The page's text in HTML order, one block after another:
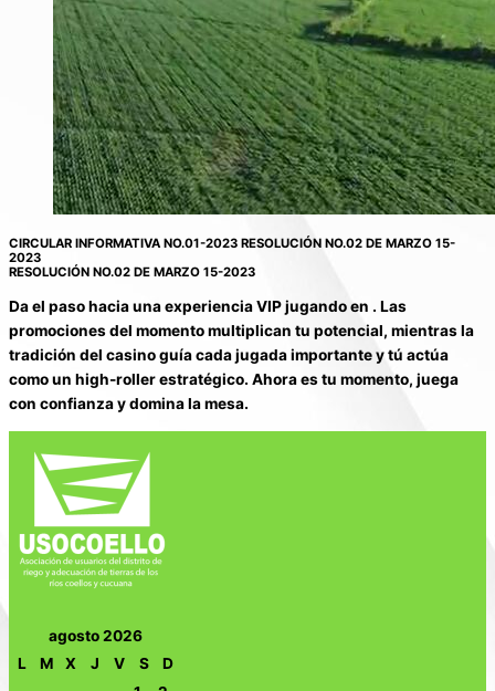
CIRCULAR INFORMATIVA NO.01-2023 RESOLUCIÓN NO.02 DE MARZO 15-
2023
RESOLUCIÓN NO.02 DE MARZO 15-2023
Da el paso hacia una experiencia VIP jugando en . Las
promociones del momento multiplican tu potencial, mientras la
tradición del casino guía cada jugada importante y tú actúa
como un high-roller estratégico. Ahora es tu momento, juega
con confianza y domina la mesa.
agosto 2026
L
M X J V S
D